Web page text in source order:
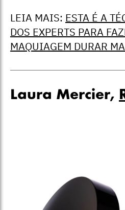
LEIA MAIS: ESTA É A
DOS EXPERTS PARA
MAQUIAGEM DURAR
Laura Mercier,